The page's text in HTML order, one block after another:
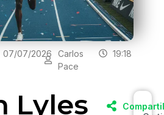
07/07/2026
Carlos
Pace
19:18
Lyles